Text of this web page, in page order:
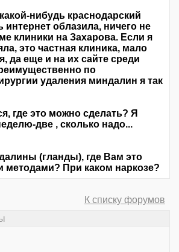
нибудь краснодарский
интернет облазила, ничего не
клиники на Захарова. Если я
это частная клиника, мало
да еще и на их сайте среди
по
удаления миндалин я так
где это можно сделать? Я
две , сколько надо...
(гланды), где Вам это
методами? При каком наркозе?
К списку форумов